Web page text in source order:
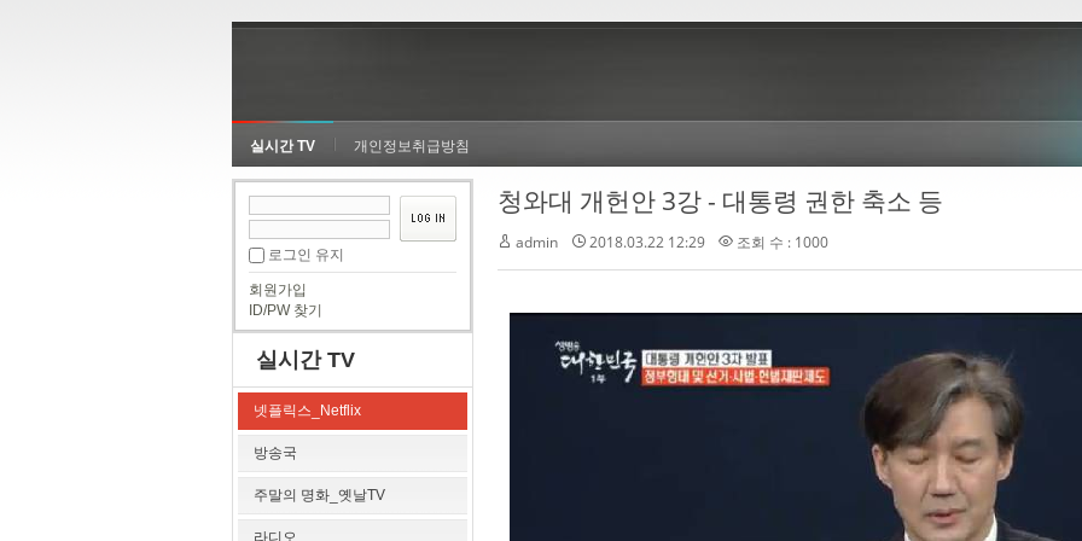
실시간 TV 개인정보취급방침
로그인 유지
회원가입
ID/PW 찾기
실시간 TV
넷플릭스_Netflix
방송국
주말의 명화_옛날TV
라디오
청와대 개헌안 3강 - 대통령 권한 축소 등
admin 2018.03.22 12:29 조회 수 : 1000